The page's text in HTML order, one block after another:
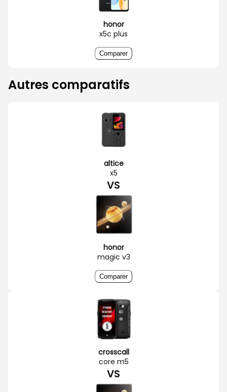
honor
x5c plus
Comparer
Autres comparatifs
altice
x5
VS
honor
magic v3
Comparer
crosscall
core m5
VS